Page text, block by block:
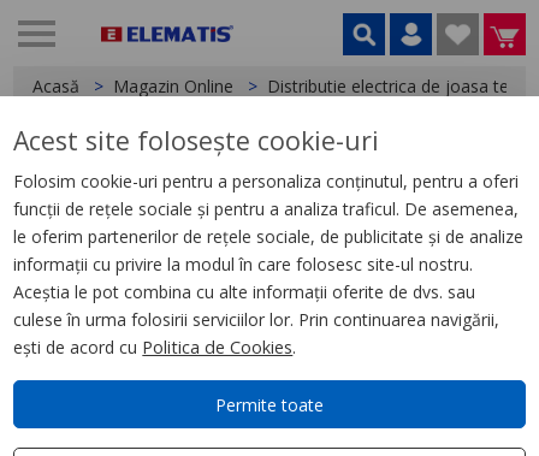
Acasă Magazin Online Distributie electrica de joasa
< Întreruptoare de putere si separatoare de sarcina
Intreruptor ComPacT NSX100B,
25 kA la 415 VAC, unitate de
declansare TMD 63A, 4 poli 4d
Acest site folosește cookie-uri
Folosim cookie-uri pentru a personaliza conținutul, pentru a oferi
funcții de rețele sociale și pentru a analiza traficul. De asemenea,
le oferim partenerilor de rețele sociale, de publicitate și de analize
informații cu privire la modul în care folosesc site-ul nostru.
Aceștia le pot combina cu alte informații oferite de dvs. sau
culese în urma folosirii serviciilor lor. Prin continuarea navigării,
ești de acord cu Politica de Cookies.
Permite toate